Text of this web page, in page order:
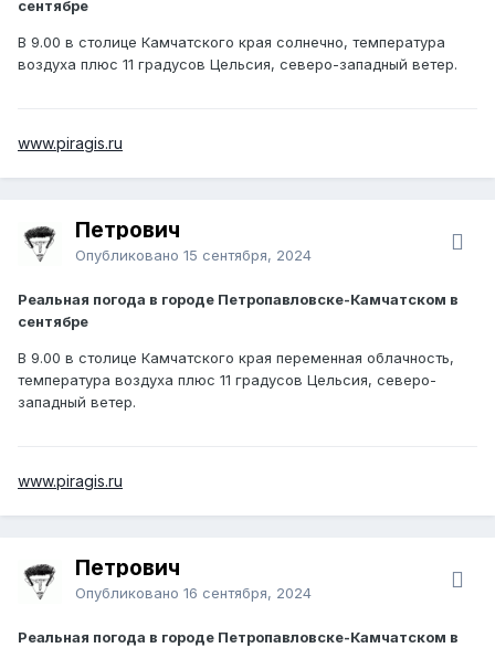
сентябре
В 9.00 в столице Камчатского края солнечно, температура
воздуха плюс 11 градусов Цельсия, северо-западный ветер.
www.piragis.ru
Петрович
Опубликовано 15 сентября, 2024
Реальная погода в городе Петропавловске-Камчатском в
сентябре
В 9.00 в столице Камчатского края переменная облачность,
температура воздуха плюс 11 градусов Цельсия, северо-
западный ветер.
www.piragis.ru
Петрович
Опубликовано 16 сентября, 2024
Реальная погода в городе Петропавловске-Камчатском в